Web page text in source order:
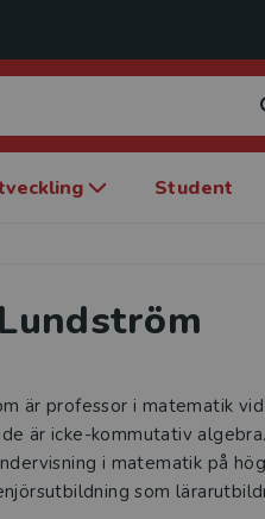
Student
är professor i matematik
är icke-kommutativ
i matematik på
som